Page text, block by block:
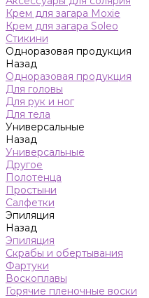
Крем для загара Moxie
Крем для загара Soleo
Стикини
Одноразовая продукция
Назад
Одноразовая продукция
Для головы
Для рук и ног
Для тела
Универсальные
Назад
Универсальные
Другое
Полотенца
Простыни
Салфетки
Эпиляция
Назад
Эпиляция
Скрабы и обертывания
Фартуки
Воскоплавы
Горячие пленочные воски